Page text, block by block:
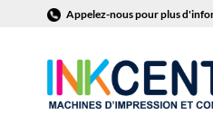
contenu
Appelez-nous pour plus